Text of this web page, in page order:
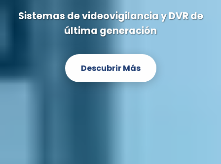
Sistemas de videovigilancia y DVR de
última generación
Descubrir Más